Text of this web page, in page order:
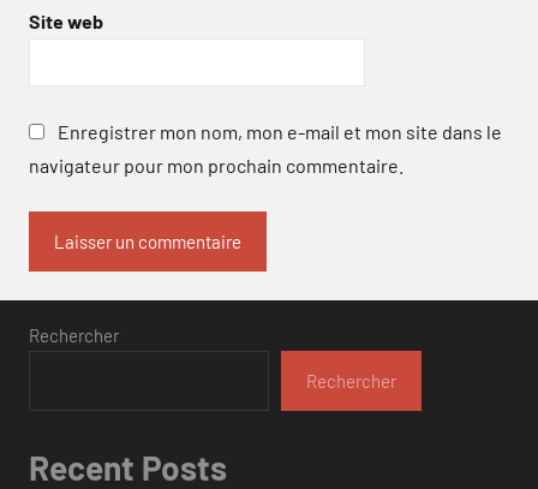
Site web
Enregistrer mon nom, mon e-mail et mon site dans le
navigateur pour mon prochain commentaire.
Rechercher
Rechercher
Recent Posts